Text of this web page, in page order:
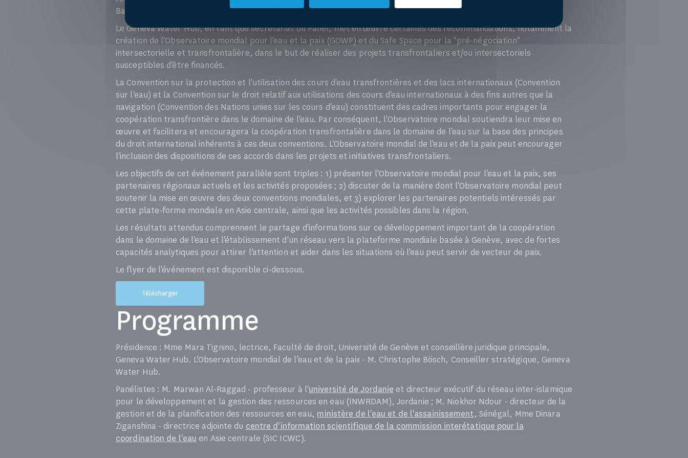
Banque mondiale.
Le Geneva Water Hub, en tant que secrétariat du Panel, met en œuvre certaines des recommandations, notamment la
création de l'Observatoire mondial pour l'eau et la paix (GOWP) et du Safe Space pour la "pré-négociation"
intersectorielle et transfrontalière, dans le but de réaliser des projets transfrontaliers et/ou intersectoriels
susceptibles d'être financés.
La Convention sur la protection et l'utilisation des cours d'eau transfrontières et des lacs internationaux (Convention
sur l'eau) et la Convention sur le droit relatif aux utilisations des cours d'eau internationaux à des fins autres que la
navigation (Convention des Nations unies sur les cours d'eau) constituent des cadres importants pour engager la
coopération transfrontière dans le domaine de l'eau. Par conséquent, l'Observatoire mondial soutiendra leur mise en
œuvre et facilitera et encouragera la coopération transfrontalière dans le domaine de l'eau sur la base des principes
du droit international inhérents à ces deux conventions. L'Observatoire mondial de l'eau et de la paix peut encourager
l'inclusion des dispositions de ces accords dans les projets et initiatives transfrontaliers.
Les objectifs de cet événement parallèle sont triples : 1) présenter l'Observatoire mondial pour l'eau et la paix, ses
partenaires régionaux actuels et les activités proposées ; 2) discuter de la manière dont l'Observatoire mondial peut
soutenir la mise en œuvre des deux conventions mondiales, et 3) explorer les partenaires potentiels intéressés par
cette plate-forme mondiale en Asie centrale, ainsi que les activités possibles dans la région.
Les résultats attendus comprennent le partage d'informations sur ce développement important de la coopération
dans le domaine de l'eau et l'établissement d'un réseau vers la plateforme mondiale basée à Genève, avec de fortes
capacités analytiques pour attirer l'attention et aider dans les situations où l'eau peut servir de vecteur de paix.
Le flyer de l'événement est disponible ci-dessous.
Télécharger
Programme
Présidence : Mme Mara Tignino, lectrice, Faculté de droit, Université de Genève et conseillère juridique principale,
Geneva Water Hub. L'Observatoire mondial de l'eau et de la paix - M. Christophe Bösch, Conseiller stratégique, Geneva
Water Hub.
Panélistes : M. Marwan Al-Raggad - professeur à l'université de Jordanie et directeur exécutif du réseau inter-islamique
pour le développement et la gestion des ressources en eau (INWRDAM), Jordanie ; M. Niokhor Ndour - directeur de la
gestion et de la planification des ressources en eau, ministère de l'eau et de l'assainissement, Sénégal, Mme Dinara
Ziganshina - directrice adjointe du centre d'information scientifique de la commission interétatique pour la
coordination de l'eau en Asie centrale (SIC ICWC).